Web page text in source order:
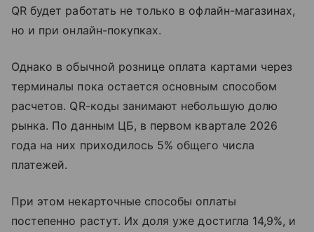
QR будет работать не только в офлайн-магазинах,
но и при онлайн-покупках.
Однако в обычной рознице оплата картами через
терминалы пока остается основным способом
расчетов. QR-коды занимают небольшую долю
рынка. По данным ЦБ, в первом квартале 2026
года на них приходилось 5% общего числа
платежей.
При этом некарточные способы оплаты
постепенно растут. Их доля уже достигла 14,9%, и